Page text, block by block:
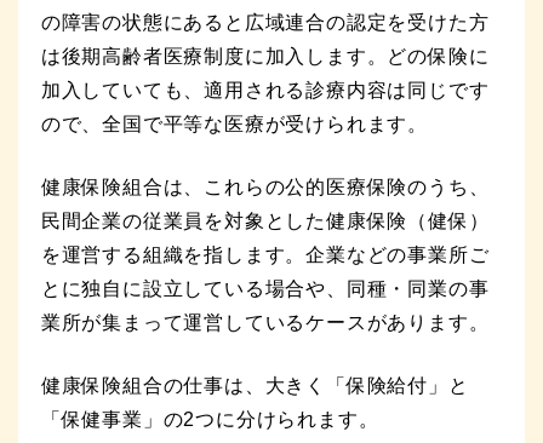
の障害の状態にあると広域連合の認定を受けた方
は後期高齢者医療制度に加入します。どの保険に
加入していても、適用される診療内容は同じです
ので、全国で平等な医療が受けられます。
健康保険組合は、これらの公的医療保険のうち、
民間企業の従業員を対象とした健康保険（健保）
を運営する組織を指します。企業などの事業所ご
とに独自に設立している場合や、同種・同業の事
業所が集まって運営しているケースがあります。
健康保険組合の仕事は、大きく「保険給付」と
「保健事業」の2つに分けられます。